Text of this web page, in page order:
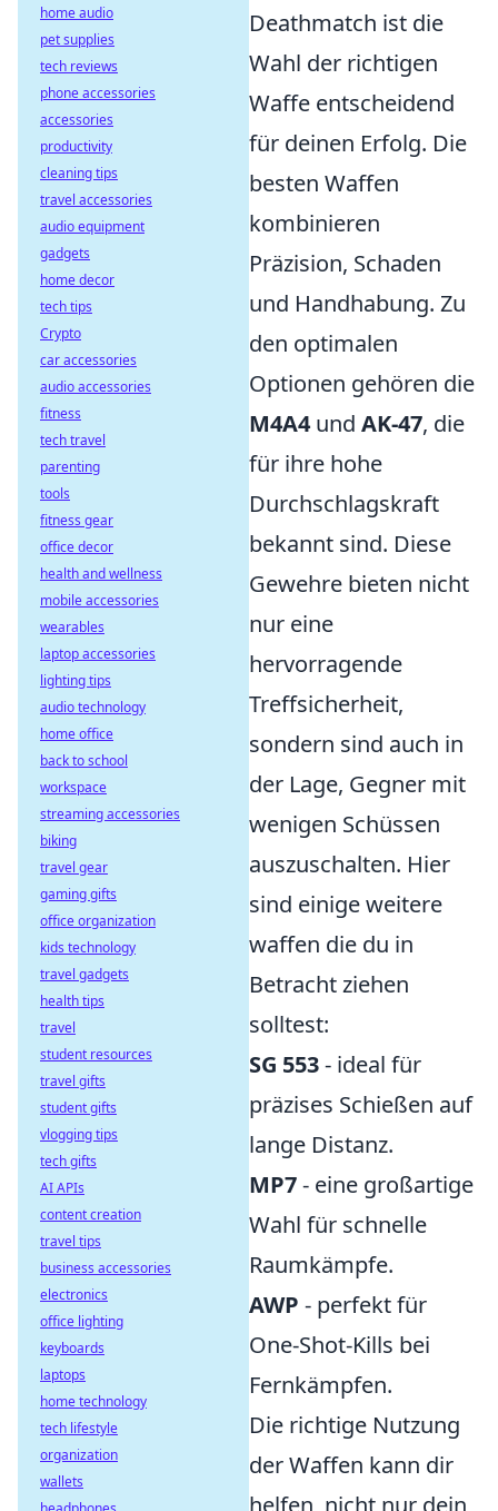
Deathmatch ist die
Wahl der richtigen
Waffe entscheidend
für deinen Erfolg. Die
besten Waffen
kombinieren
Präzision, Schaden
und Handhabung. Zu
den optimalen
Optionen gehören die
M4A4 und AK-47, die
für ihre hohe
Durchschlagskraft
bekannt sind. Diese
Gewehre bieten nicht
nur eine
hervorragende
Treffsicherheit,
sondern sind auch in
der Lage, Gegner mit
wenigen Schüssen
auszuschalten. Hier
sind einige weitere
waffen die du in
Betracht ziehen
solltest:
SG 553- ideal für
präzises Schießen auf
lange Distanz.
MP7- eine großartige
Wahl für schnelle
Raumkämpfe.
AWP - perfekt für
One-Shot-Kills bei
Fernkämpfen.
Die richtige Nutzung
der Waffen kann dir
home audio
pet supplies
tech reviews
phone accessories
accessories
productivity
cleaning tips
travel accessories
audio equipment
gadgets
home decor
tech tips
Crypto
car accessories
audio accessories
fitness
tech travel
parenting
tools
fitness gear
office decor
health and wellness
mobile accessories
wearables
laptop accessories
lighting tips
audio technology
home office
back to school
workspace
streaming accessories
biking
travel gear
gaming gifts
office organization
kids technology
travel gadgets
health tips
travel
student resources
travel gifts
student gifts
vlogging tips
tech gifts
AI APIs
content creation
travel tips
business accessories
electronics
office lighting
keyboards
laptops
home technology
tech lifestyle
organization
wallets